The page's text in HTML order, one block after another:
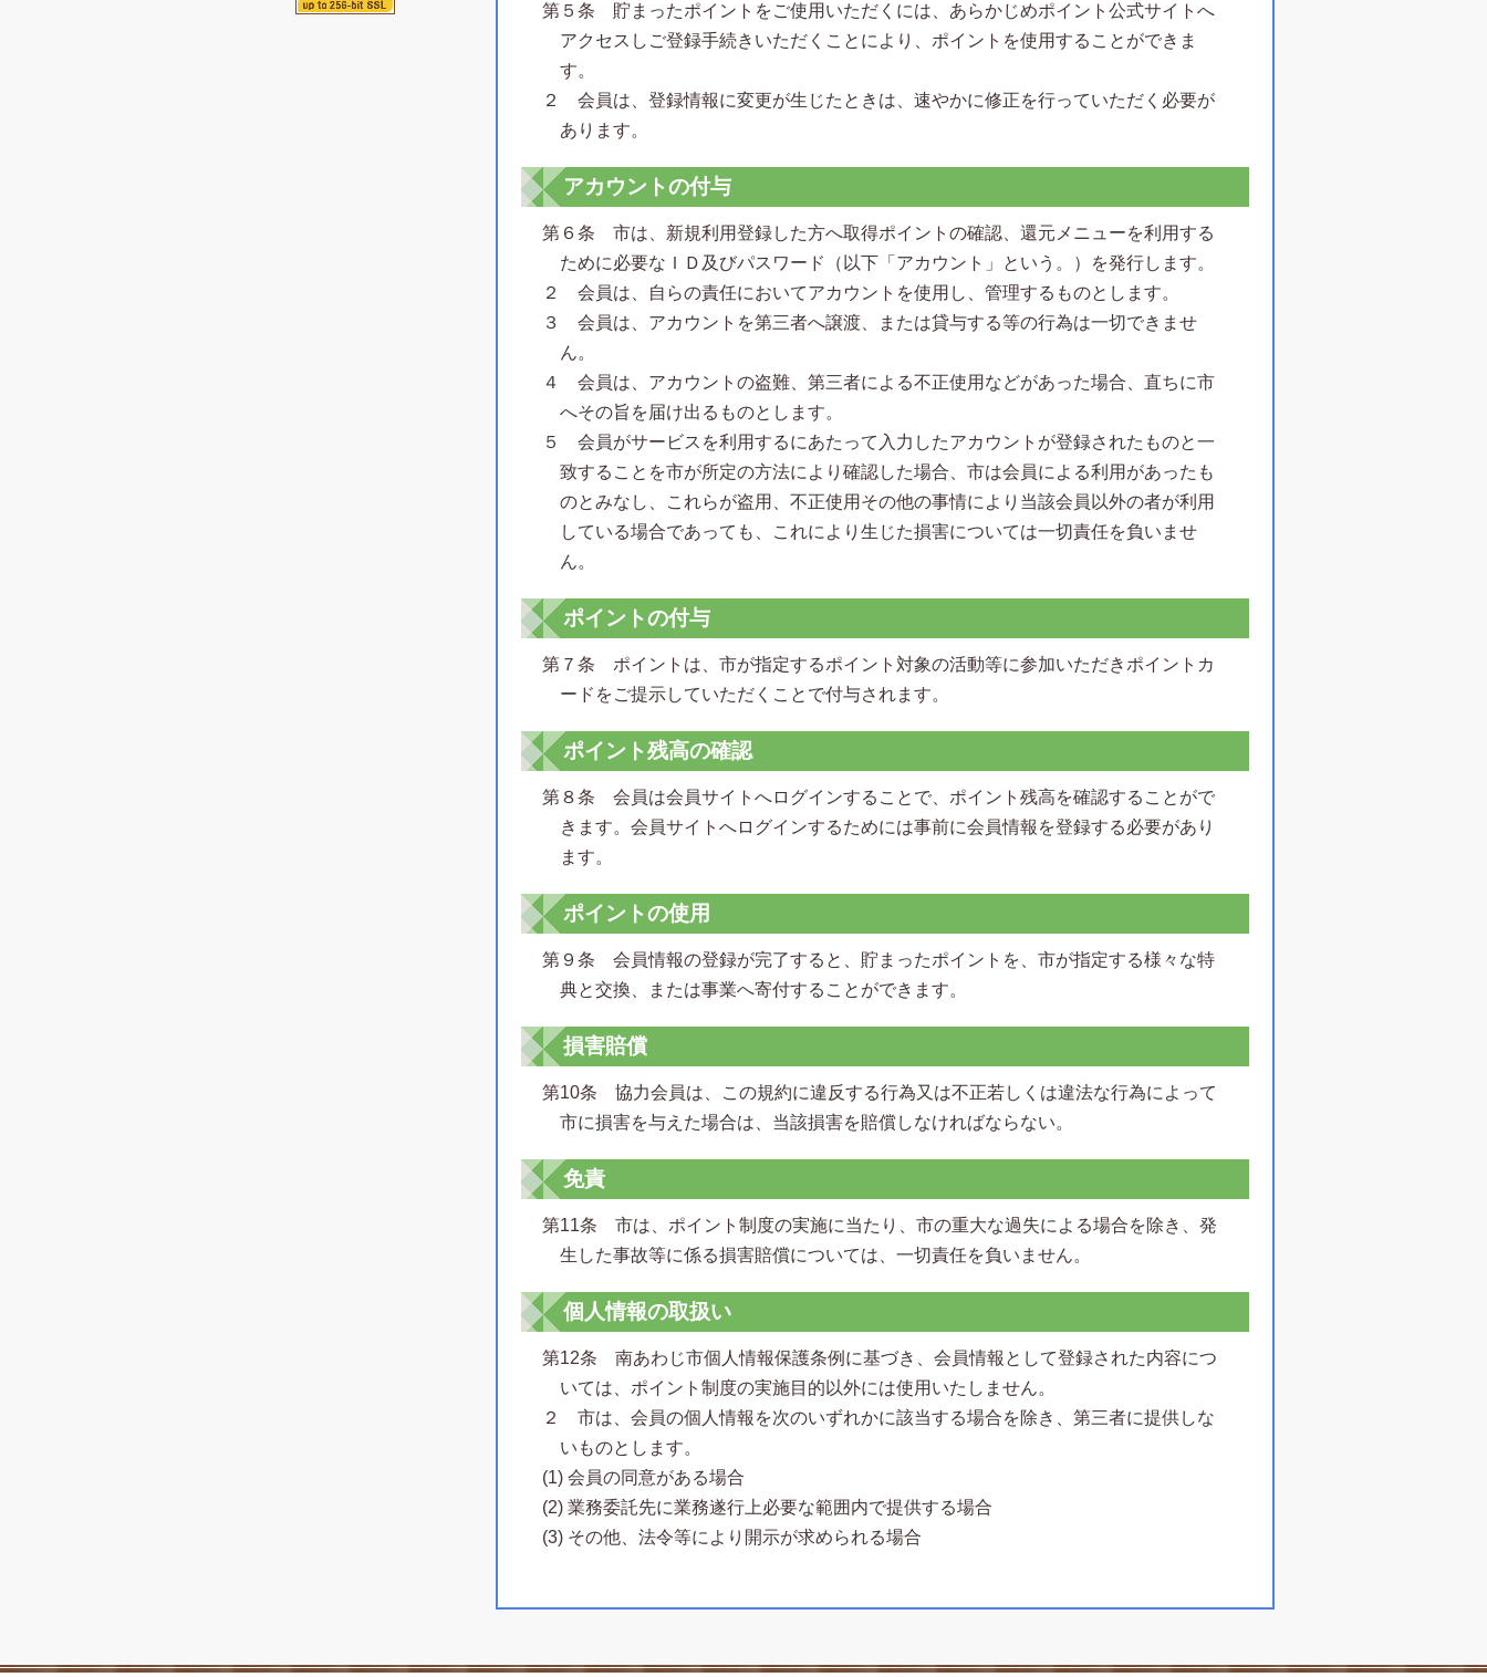
第５条 貯まったポイントをご使用いただくには、あらかじめポイント公式サイトへ
アクセスしご登録手続きいただくことにより、ポイントを使用することができま
す。
２ 会員は、登録情報に変更が生じたときは、速やかに修正を行っていただく必要が
あります。
アカウントの付与
第６条 市は、新規利用登録した方へ取得ポイントの確認、還元メニューを利用する
ために必要なＩＤ及びパスワード（以下「アカウント」という。）を発行します。
２ 会員は、自らの責任においてアカウントを使用し、管理するものとします。
３ 会員は、アカウントを第三者へ譲渡、または貸与する等の行為は一切できませ
ん。
４ 会員は、アカウントの盗難、第三者による不正使用などがあった場合、直ちに市
へその旨を届け出るものとします。
５ 会員がサービスを利用するにあたって入力したアカウントが登録されたものと一
致することを市が所定の方法により確認した場合、市は会員による利用があったも
のとみなし、これらが盗用、不正使用その他の事情により当該会員以外の者が利用
している場合であっても、これにより生じた損害については一切責任を負いませ
ん。
ポイントの付与
第７条 ポイントは、市が指定するポイント対象の活動等に参加いただきポイントカ
ードをご提示していただくことで付与されます。
ポイント残高の確認
第８条 会員は会員サイトへログインすることで、ポイント残高を確認することがで
きます。会員サイトへログインするためには事前に会員情報を登録する必要があり
ます。
ポイントの使用
第９条 会員情報の登録が完了すると、貯まったポイントを、市が指定する様々な特
典と交換、または事業へ寄付することができます。
損害賠償
第10条 協力会員は、この規約に違反する行為又は不正若しくは違法な行為によって
市に損害を与えた場合は、当該損害を賠償しなければならない。
免責
第11条 市は、ポイント制度の実施に当たり、市の重大な過失による場合を除き、発
生した事故等に係る損害賠償については、一切責任を負いません。
個人情報の取扱い
第12条 南あわじ市個人情報保護条例に基づき、会員情報として登録された内容につ
いては、ポイント制度の実施目的以外には使用いたしません。
２ 市は、会員の個人情報を次のいずれかに該当する場合を除き、第三者に提供しな
いものとします。
(1) 会員の同意がある場合
(2) 業務委託先に業務遂行上必要な範囲内で提供する場合
(3) その他、法令等により開示が求められる場合